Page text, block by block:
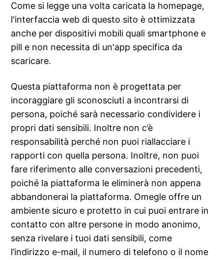
Come si legge una volta caricata la homepage,
l'interfaccia web di questo sito è ottimizzata
anche per dispositivi mobili quali smartphone e
pill e non necessita di un'app specifica da
scaricare.
Questa piattaforma non è progettata per
incoraggiare gli sconosciuti a incontrarsi di
persona, poiché sarà necessario condividere i
propri dati sensibili. Inoltre non c’è
responsabilità perché non puoi riallacciare i
rapporti con quella persona. Inoltre, non puoi
fare riferimento alle conversazioni precedenti,
poiché la piattaforma le eliminerà non appena
abbandonerai la piattaforma. Omegle offre un
ambiente sicuro e protetto in cui puoi entrare in
contatto con altre persone in modo anonimo,
senza rivelare i tuoi dati sensibili, come
l’indirizzo e-mail, il numero di telefono o il nome